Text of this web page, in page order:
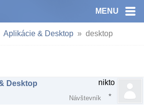
MENU
Aplikácie & Desktop desktop
Desktop nikto
Návštevník